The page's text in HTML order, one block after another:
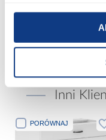
Inni
PORÓWNAJ